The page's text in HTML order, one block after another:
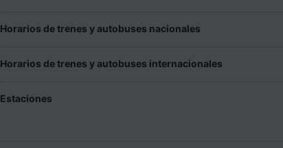
Horarios de trenes y autobuses nacionales
Horarios de trenes y autobuses internacionales
Estaciones